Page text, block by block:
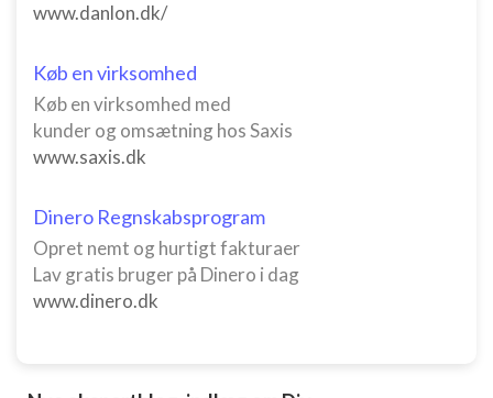
www.danlon.dk/
Køb en virksomhed
Køb en virksomhed med
kunder og omsætning hos Saxis
www.saxis.dk
Dinero Regnskabsprogram
Opret nemt og hurtigt fakturaer
Lav gratis bruger på Dinero i dag
www.dinero.dk